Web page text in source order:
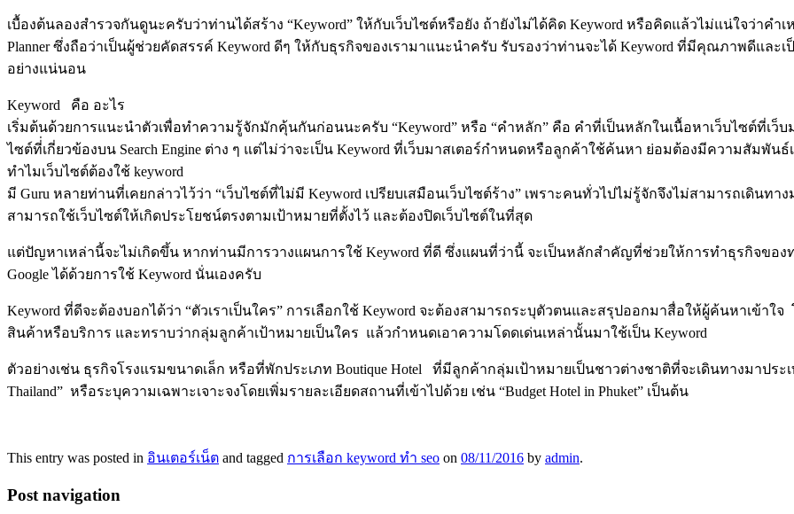
เบื้องต้นลองสำรวจกันดูนะครับว่าท่านได้สร้าง “Keyword” ให้กับเว็บไซต์หรือยัง ถ้ายังไม่ได้คิด Keyword หรือคิดแล้วไม่แน่ใจว่าค
Planner ซึ่งถือว่าเป็นผู้ช่วยคัดสรรค์ Keyword ดีๆ ให้กับธุรกิจของเรามาแนะนำครับ รับรองว่าท่านจะได้ Keyword ที่มีคุณภาพดีและ
อย่างแน่นอน
Keyword คือ อะไร
เริ่มต้นด้วยการแนะนำตัวเพื่อทำความรู้จักมักคุ้นกันก่อนนะครับ “Keyword” หรือ “คำหลัก” คือ คำที่เป็นหลักในเนื้อหาเว็บไซต์ที่เ
ไซต์ที่่เกี่ยวข้องบน Search Engine ต่าง ๆ แต่ไม่ว่าจะเป็น Keyword ที่เว็บมาสเตอร์กำหนดหรือลูกค้าใช้ค้นหา ย่อมต้องมีความสัมพันธ์
ทำไมเว็บไซต์ต้องใช้ keyword
มี Guru หลายท่านที่เคยกล่าวไว้ว่า “เว็บไซต์ที่ไม่มี Keyword เปรียบเสมือนเว็บไซต์ร้าง” เพราะคนทั่วไปไม่รู้จักจึงไม่สามารถเดินท
สามารถใช้เว็บไซต์ให้เกิดประโยชน์ตรงตามเป้าหมายที่ตั้งไว้ และต้องปิดเว็บไซต์ในที่สุด
แต่ปัญหาเหล่านี้จะไม่เกิดขึ้น หากท่านมีการวางแผนการใช้ Keyword ที่ดี ซึ่งแผนที่ว่านี้ จะเป็นหลักสำคัญที่ช่วยให้การทำธุรกิจขอ
Google ได้ด้วยการใช้ Keyword นั่นเองครับ
Keyword ที่ดีจะต้องบอกได้ว่า “ตัวเราเป็นใคร” การเลือกใช้ Keyword จะต้องสามารถระบุตัวตนและสรุปออกมาสื่อให้ผู้ค้นหาเข้าใ
สินค้าหรือบริการ และทราบว่ากลุ่มลูกค้าเป้าหมายเป็นใคร แล้วกำหนดเอาความโดดเด่นเหล่านั้นมาใช้เป็น Keyword
ตัวอย่างเช่น ธุรกิจโรงแรมขนาดเล็ก หรือที่พักประเภท Boutique Hotel ที่มีลูกค้ากลุ่มเป้าหมายเป็นชาวต่างชาติที่จะเดินทางมาประเ
Thailand” หรือระบุความเฉพาะเจาะจงโดยเพิ่มรายละเอียดสถานที่เข้าไปด้วย เช่น “Budget Hotel in Phuket” เป็นต้น
This entry was posted in อินเตอร์เน็ต and tagged การเลือก keyword ทำ seo on 08/11/2016 by admin.
Post navigation